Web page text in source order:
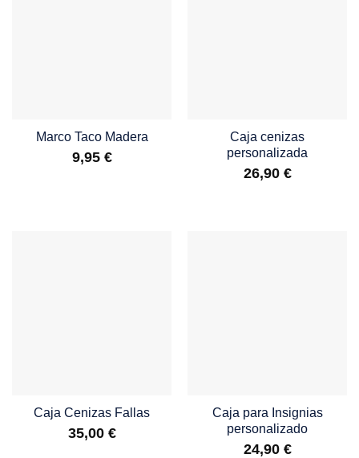
Marco Taco Madera
9,95 €
Caja cenizas
personalizada
26,90 €
Caja Cenizas Fallas
35,00 €
Caja para Insignias
personalizado
24,90 €